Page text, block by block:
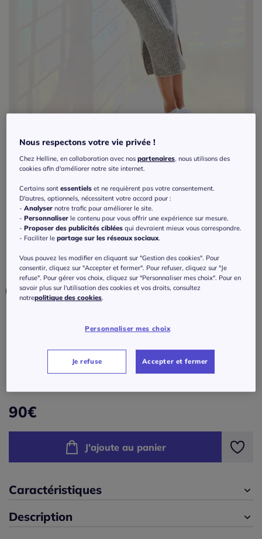
Exclu web
longues et jupe fendue
Réf : 655.908.004
Choisir une couleur :
Veuillez sélectionner une taille
36 -En stock
En stock
42 -En stock
44 -En stock
90€
J'ajoute au panier
Caractéristiques
Description
Nous respectons votre vie privée !
Chez Helline, en collaboration avec nospartenaires, nous utilisons des
cookies afin d'améliorer notre site internet.
Certains sontessentiels et ne requièrent pas votre consentement.
D'autres, optionnels, nécessitent votre accord pour :
-Analyser notre trafic pour améliorer le site.
-Personnaliser le contenu pour vous offrir une expérience sur mesure.
-Proposer des publicités ciblées qui devraient mieux vous correspondre.
- Faciliter lepartage sur les réseaux sociaux.
Vous pouvez les modifier en cliquant sur "Gestion des cookies". Pour
consentir, cliquez sur "Accepter et fermer". Pour refuser, cliquez sur "Je
refuse". Pour gérer vos choix, cliquez sur "Personnaliser mes choix". Pour en
savoir plus sur l'utilisation des cookies et vos droits, consultez
notrepolitique des cookies.
Personnaliser mes choix
Je refuse Accepter et fermer